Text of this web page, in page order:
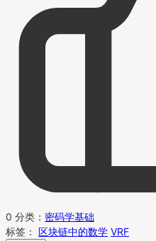
0 分类： 密码学基础
标签： 区块链中的数学 VRF